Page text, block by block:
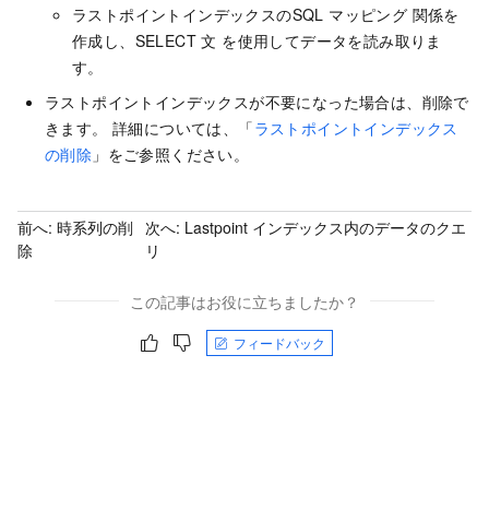
ラストポイントインデックスのSQL マッピング 関係を
作成し、SELECT 文 を使用してデータを読み取りま
す。
ラストポイントインデックスが不要になった場合は、削除で
きます。 詳細については、「ラストポイントインデックス
の削除 」をご参照ください。
前へ: 時系列の削
除
次へ: Lastpoint インデックス内のデータのクエ
リ
この記事はお役に立ちましたか？
フィードバック